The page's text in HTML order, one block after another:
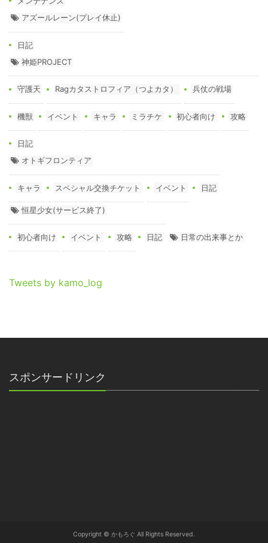
アズールレーン(プレイ休止)
日記
神姫PROJECT
守護天 Ragカタストロフィア（つよカタ） 兵仗の戦場
機獣 イベント キャラ ミラチケ 初心者向け 攻略
日記
オトギフロンティア
キャラ スペシャル交換チケット イベント 日記
恒星少女(サービス終了)
初心者向け イベント 攻略 日記 日常の出来事とか
Tweets by kamo_log
スポンサードリンク
Copyright © かもろぐ All Rights Reserved.